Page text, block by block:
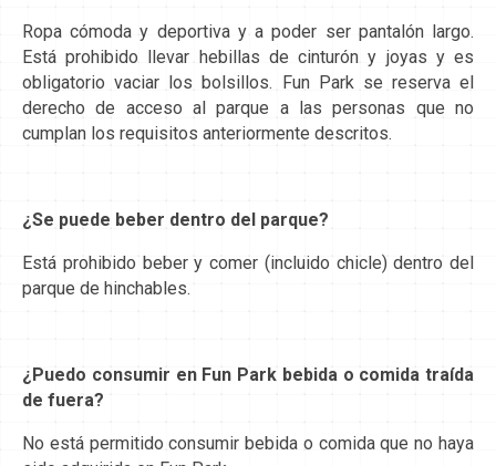
Ropa cómoda y deportiva y a poder ser pantalón largo.
Está prohibido llevar hebillas de cinturón y joyas y es
obligatorio vaciar los bolsillos. Fun Park se reserva el
derecho de acceso al parque a las personas que no
cumplan los requisitos anteriormente descritos.
¿Se puede beber dentro del parque?
Está prohibido beber y comer (incluido chicle) dentro del
parque de hinchables.
¿Puedo consumir en Fun Park bebida o comida traída
de fuera?
No está permitido consumir bebida o comida que no haya